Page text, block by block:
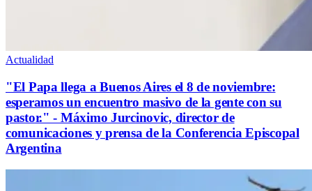
Actualidad
"El Papa llega a Buenos Aires el 8 de noviembre:
esperamos un encuentro masivo de la gente con su
pastor." - Máximo Jurcinovic, director de
comunicaciones y prensa de la Conferencia Episcopal
Argentina